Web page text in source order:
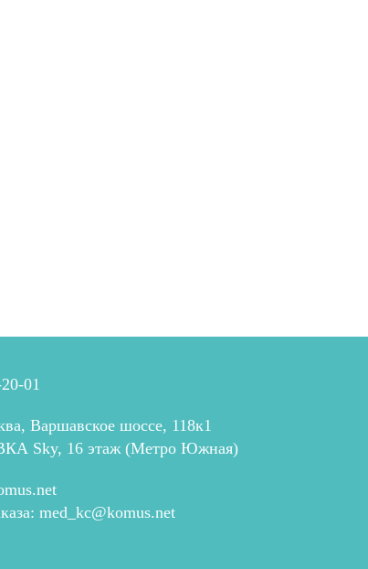
01
Варшавское шоссе, 118к1
Sky, 16 этаж (Метро Южная)
med_kc@komus.net